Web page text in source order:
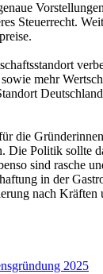
Steuerrecht.
mehr
die
Politik sollte
sind rasche
in der
nach
2025